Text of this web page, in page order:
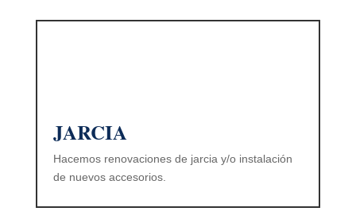
JARCIA
Hacemos renovaciones de jarcia y/o instalación
de nuevos accesorios.